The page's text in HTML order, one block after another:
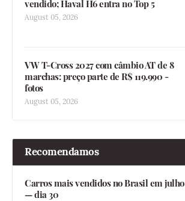
vendido; Haval H6 entra no Top 5
August 05, 2026
VW T-Cross 2027 com câmbio AT de 8
marchas: preço parte de R$ 119.990 -
fotos
August 05, 2026
Recomendamos
Carros mais vendidos no Brasil em julho
— dia 30